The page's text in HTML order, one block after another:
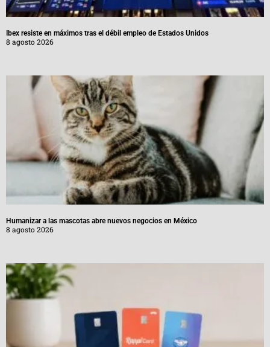
Ibex resiste en máximos tras el débil empleo de Estados Unidos
8 agosto 2026
Humanizar a las mascotas abre nuevos negocios en México
8 agosto 2026